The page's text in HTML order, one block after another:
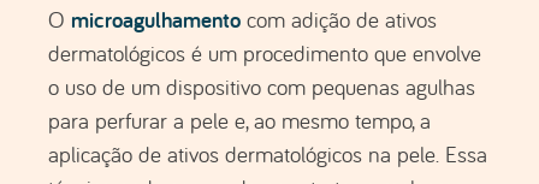
O microagulhamento também estimula a
regeneração da pele, aumentando a
produção de colagénio e elastina. Isso pode
ajudar a melhorar a textura e a aparência
geral da pele afetada pelo melasma;